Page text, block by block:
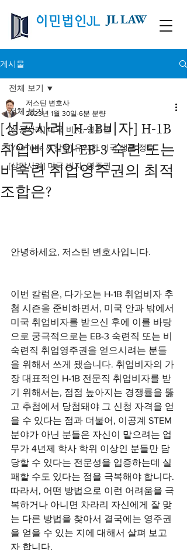
이민법인JL JL LAW
게시물
전체 보기
[성공사례] 미국 비자, 영주권
[YouTube & 칼럼] 유익한 미국 생활 정보
[상담사례] 미국 비자, 영주권
전체 보기
[성공사례_H-1B비자] H-1B
취업비자와 EB-3 숙련 또는
비숙련 취업영주권의 최적
조합은?
저스틴 변호사
2023년 1월 30일 6분 분량
안녕하세요, 저스틴 변호사입니다.
이번 칼럼은, 다가오는 H-1B 취업비자 추
첨 시즌을 준비하면서, 미국 안과 밖에서
미국 취업비자를 받으신 후에 이를 바탕
으로 궁극적으로는 EB-3 숙련직 또는 비
숙련직 취업영주권을 얻으시려는 분들
을 위해서 쓰게 됐습니다. 취업비자의 가
장 대표적인 H-1B 전문직 취업비자를 받
기 위해서는, 점점 높아지는 경쟁률을 뚫
고 추첨에서 당첨돼야 그 신청 자격을 얻
을 수 있다는 점과 더불어, 이공계 STEM
분야가 아닌 분들은 자신이 맡으려는 업
무가 4년제 학사 학위 이상인 분들만 담
당할 수 있다는 전문성을 입증하는데 실
패할 수도 있다는 점을 극복해야 합니다.
따라서, 어떤 방법으로 이런 어려움을 극
복하거나 아니면 차라리 자신에게 잘 맞
는 다른 방법을 찾아서 결국에는 영주권
을 얻을 수 있는 지에 대해서 살펴 보고
자 합니다.